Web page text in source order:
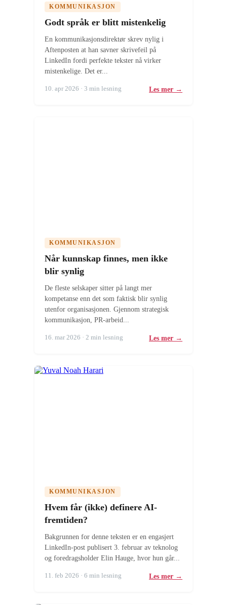
KOMMUNIKASJON
Godt språk er blitt mistenkelig
En kommunikasjonsdirektør skrev nylig i
Aftenposten at han savner skrivefeil på
LinkedIn fordi perfekte tekster nå virker
mistenkelige. Det er...
10. apr 2026 · 3 min lesning Les mer →
KOMMUNIKASJON
Når kunnskap finnes, men ikke
blir synlig
De fleste selskaper sitter på langt mer
kompetanse enn det som faktisk blir synlig
utenfor organisasjonen. Gjennom strategisk
kommunikasjon, PR-arbeid...
16. mar 2026 · 2 min lesning Les mer →
KOMMUNIKASJON
Hvem får (ikke) definere AI-
fremtiden?
Bakgrunnen for denne teksten er en engasjert
LinkedIn-post publisert 3. februar av teknolog
og foredragsholder Elin Hauge, hvor hun går...
11. feb 2026 · 6 min lesning Les mer →